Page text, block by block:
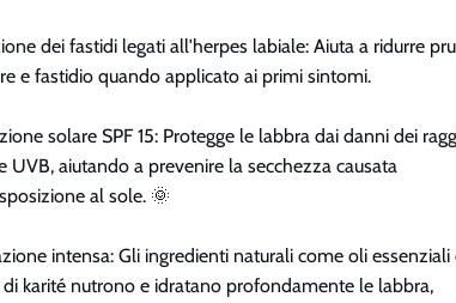
dei fastidi legati all'herpes labiale: Aiuta a ridurre
e fastidio quando applicato ai primi sintomi.
solare SPF 15: Protegge le labbra dai danni dei
UVB, aiutando a prevenire la secchezza causata
al sole. 🌞
intensa: Gli ingredienti naturali come oli essenziali
di karité nutrono e idratano profondamente le labbra,